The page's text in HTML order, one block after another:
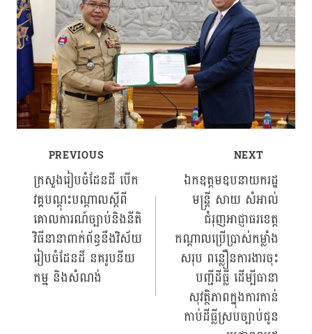
Post
navigation
PREVIOUS
ក្រសួងរៀបចំដែនដី បើក
វគ្គបណ្ដុះបណ្ដាលស្ដីពី
គោលការណ៍ច្បាប់និងនីតិ
វិធីនានាពាក់ព័ន្ធនឹងវិស័យ
រៀបចំដែនដី នគរូបនីយ
កម្ម និងសំណង់
NEXT
ឯកឧត្តមឧបនាយករដ្ឋ
មន្ត្រី សាយ សំអាល់
ជំរុញអាជ្ញាធរខេត្ត
កណ្តាលប្រើប្រាស់កម្លាំង
សរុប ពន្លឿនការងារចុះ
បញ្ជីដីធ្លី ដើម្បីធានា
សុវត្ថិភាពក្នុងការកាន់
កាប់ដីធ្លីស្របច្បាប់ជូន